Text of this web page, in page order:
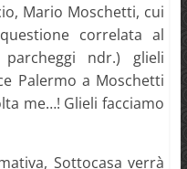
Mario Moschetti, cui
correlata al
ndr.) glieli
Palermo a Moschetti
me…! Glieli facciamo
Sottocasa verrà